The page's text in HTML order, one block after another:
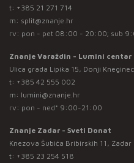
t: +385 21 271 714
m: split@znanje.hr
rv: pon - pet 08:00 - 20:00; sub
Znanje Varaždin - Lumini centar
Ulica grada Lipika 15, Donji
t: +385 42 555 002
m: lumini@znanje.hr
rv: pon - ned* 9:00-21:00
Znanje Zadar - Sveti Donat
Knezova Šubića Bribirskih 11, Zadar
t: +385 23 254 518